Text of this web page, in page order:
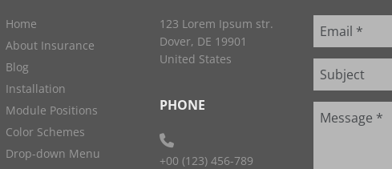
Home
About Insurance
Blog
Installation
Module Positions
Color Schemes
Drop-down Menu
123 Lorem Ipsum str.
Dover, DE 19901
United States
PHONE
+00 (123) 456-789